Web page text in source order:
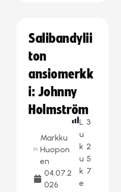
Salibandylii
ton
ansiomerkk
i: Johnny
Holmström
Markku
Huopon
en
04.07.2
026
L
u
k
u
k
e
3
2
5
7